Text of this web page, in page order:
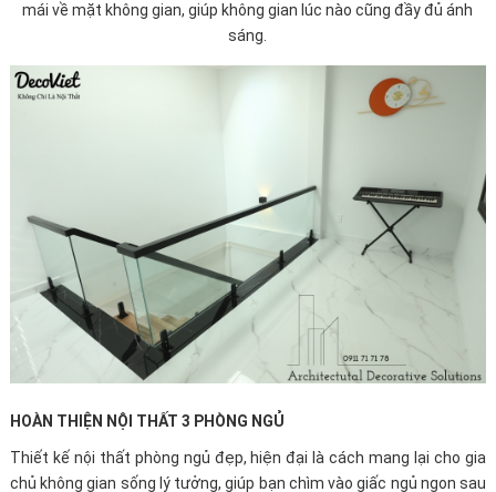
mái về mặt không gian, giúp không gian lúc nào cũng đầy đủ ánh
sáng.
HOÀN THIỆN NỘI THẤT 3 PHÒNG NGỦ
Thiết kế nội thất phòng ngủ đẹp, hiện đại là cách mang lại cho gia
chủ không gian sống lý tưởng, giúp bạn chìm vào giấc ngủ ngon sau